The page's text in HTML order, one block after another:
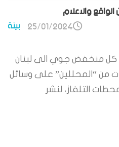
والاعلام
بيئة 25/01/2024
كل منخفض جوي الى لبنان
من “المحللين” على وسائل
التلفاز، لنشر